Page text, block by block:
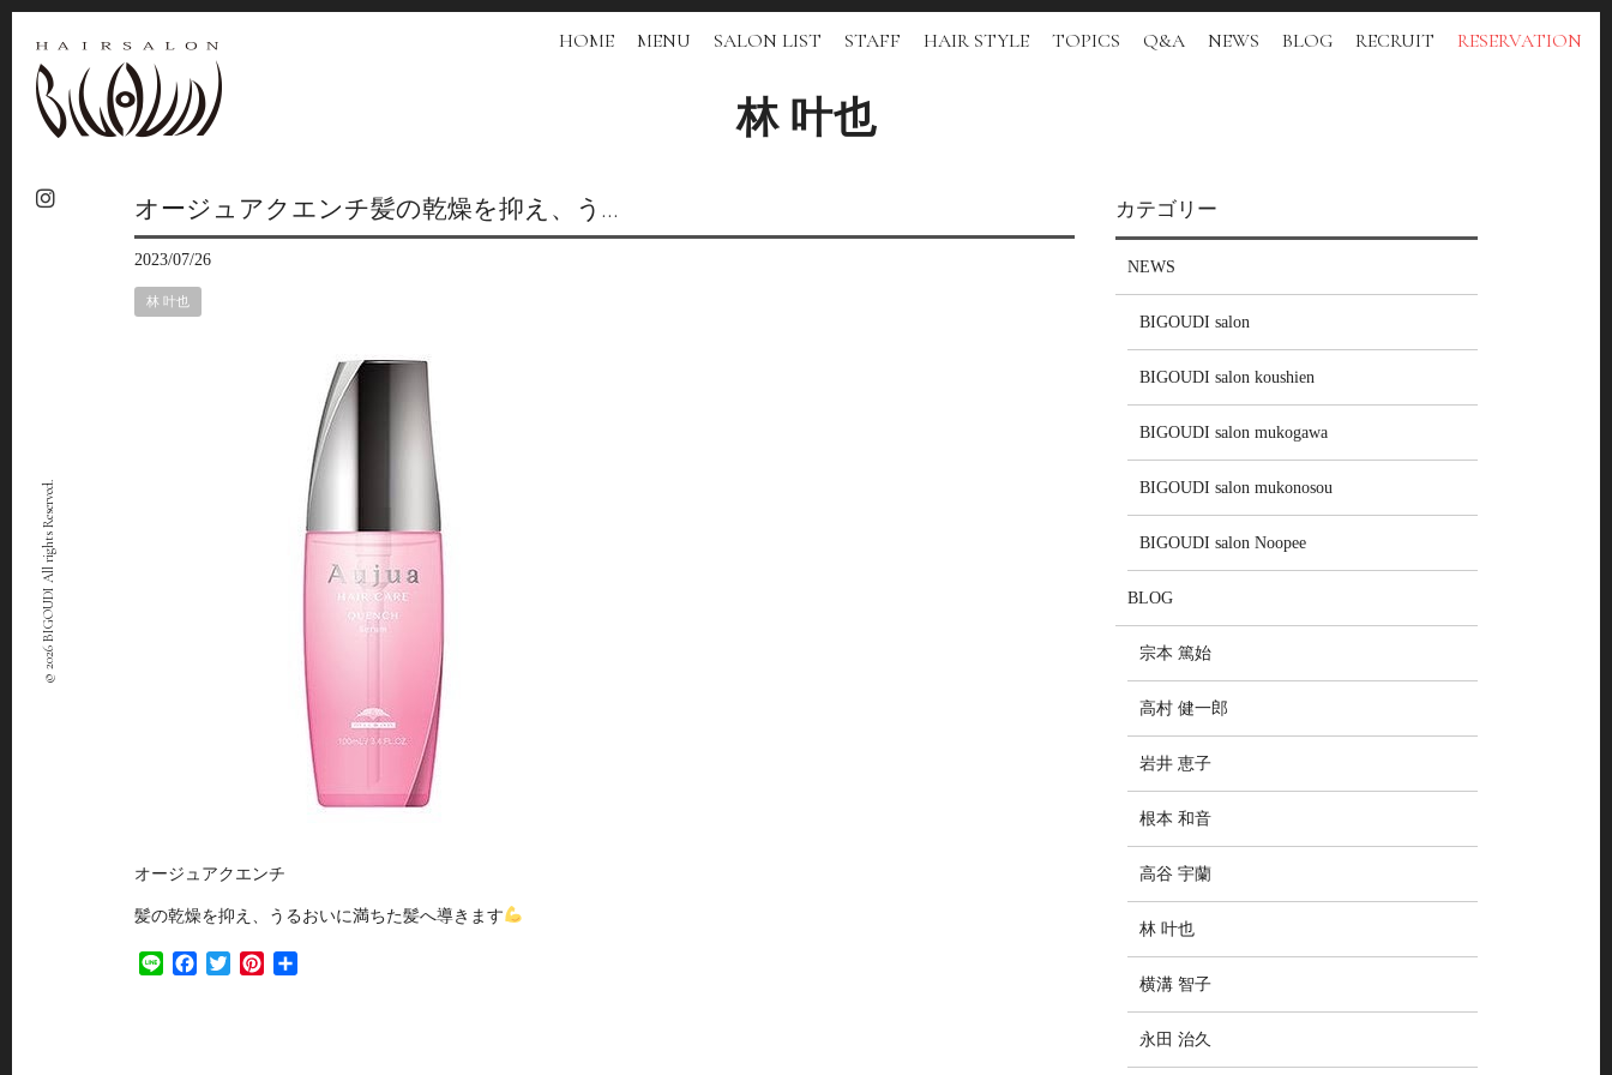
HOME MENU SALON LIST STAFF HAIR STYLE TOPICS Q&A NEWS BLOG RECRUIT RESERVATION
© 2026 BIGOUDI All rights Reserved.
林 叶也
オージュアクエンチ髪の乾燥を抑え、う…
2023/07/26
林 叶也
オージュアクエンチ
髪の乾燥を抑え、うるおいに満ちた髪へ導きます
Line FacebookTwitterPinterest
カテゴリー
NEWS
BIGOUDI salon
BIGOUDI salon koushien
BIGOUDI salon mukogawa
BIGOUDI salon mukonosou
BIGOUDI salon Noopee
BLOG
宗本 篤始
高村 健一郎
岩井 恵子
根本 和音
高谷 宇蘭
林 叶也
横溝 智子
永田 治久